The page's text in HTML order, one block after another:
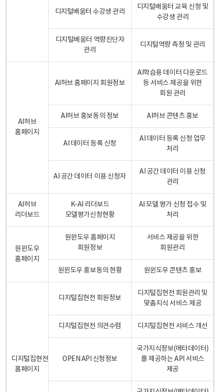
디지털배움터 수강생 관리
디지털배움터 교육 신청 및
수강생 관리
디지털배움터 역량진단자
관리
디지털역량 측정 및 관리
AI허브
홈페이지
AI허브 홈페이지 회원정보
AI학습용 데이터 다운로드
등 서비스 제공을 위한
회원 관리
AI허브 홍보동의 정보 AI허브 콘텐츠 홍보
AI 데이터 등록 신청
AI 데이터 등록 신청 업무
처리
AI 공간 데이터 이용 신청자
AI 공간 데이터 이용 신청
관리
AI허브
리더보드
K-AI 리더보드
모델평가신청현황
AI 모델 평가 신청 접수 및
처리
원윈도우
홈페이지
원윈도우 홈페이지
회원정보
서비스 제공을 위한
회원관리
원윈도우 홍보동의 현황 원윈도우 콘텐츠 홍보
디지털집현전
홈페이지
디지털집현전 회원정보
디지털집현전 회원관리 및
맞춤지식 서비스 제공
디지털집현전 의견수렴 디지털집현전 서비스 개선
OPEN API 신청정보
국가지식정보(메타데이터)
를 제공하는 API 서비스
제공